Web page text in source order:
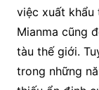
việc xuất khẩu
Mianma cũng
tàu thế giới.
trong những